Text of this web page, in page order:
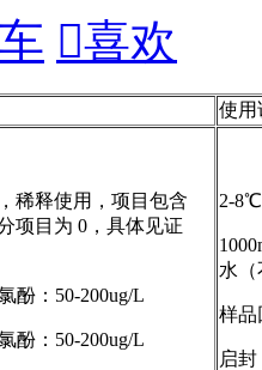
喜欢
使用
稀释使用，项目包含
项目为 0，具体见证
酚：50-200ug/L
酚：50-200ug/L
2-
水（
样品
启